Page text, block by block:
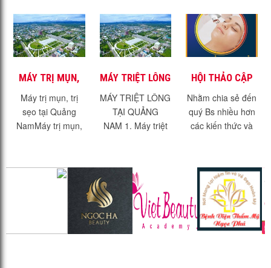
MÁY TRỊ MỤN,
TRỊ SẸO TẠI
QUẢNG NAM
Máy trị mụn, trị
sẹo tại Quảng
NamMáy trị mụn,
trị mụn, trị sẹo, trẻ
hóa da đang
MÁY TRIỆT LÔNG
TẠI QUẢNG NAM
MÁY TRIỆT LÔNG
TẠI QUẢNG
NAM 1. Máy triệt
Máy triệt lông hiệu
quả?Máy triệt lông
IPL Là thiết bị
phát...
HỘI THẢO CẬP
NHẬT KIẾN
THỨC TRỊ SẸO
MỚI NHẤT 2021
Nhằm chia sẻ đến
quý Bs nhiều hơn
các kiến thức và
Chúng tôi sẽ tổ
chức 1 chuỗi sự...